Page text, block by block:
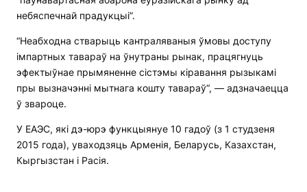
небяспечнай прадукцыі”.
“Неабходна стварыць кантраляваныя ўмовы доступу
імпартных тавараў на ўнутраны рынак, працягнуць
эфектыўнае прымяненне сістэмы кіравання рызыкамі
пры вызначэнні мытнага кошту тавараў“, — адзначаецца
ў звароце.
У ЕАЭС, які дэ-юрэ функцыянуе 10 гадоў (з 1 студзеня
2015 года), уваходзяць Арменія, Беларусь, Казахстан,
Кыргызстан і Расія.